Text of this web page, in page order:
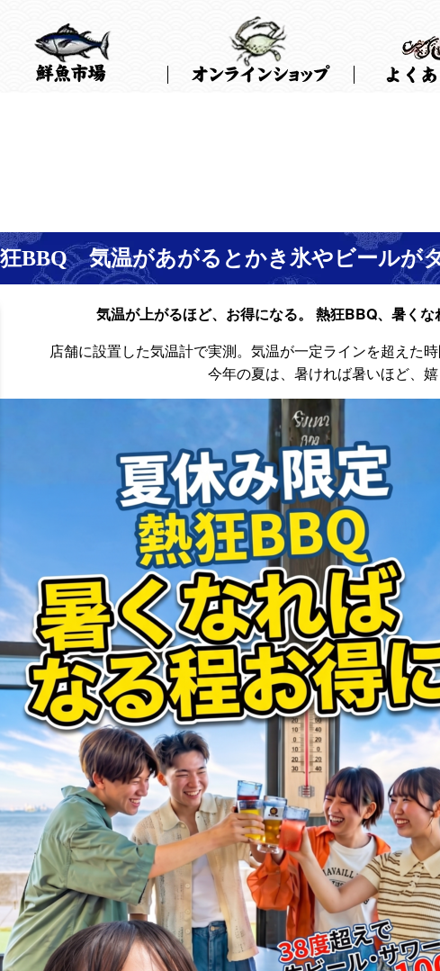
BBQ 気温があがるとかき氷やビールが
気温が上がるほど、お得になる。
熱狂BBQ、暑くな
店舗に設置した気温計で実測。気温が一定ラインを超えた
今年の夏は、暑ければ暑いほど、嬉